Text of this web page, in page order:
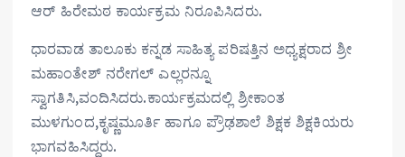
ಆರ್ ಹಿರೇಮಠ ಕಾರ್ಯಕ್ರಮ ನಿರೂಪಿಸಿದರು.
ಧಾರವಾಡ ತಾಲೂಕು ಕನ್ನಡ ಸಾಹಿತ್ಯ ಪರಿಷತ್ತಿನ ಅಧ್ಯಕ್ಷರಾದ ಶ್ರೀ
ಮಹಾಂತೇಶ್ ನರೇಗಲ್ ಎಲ್ಲರನ್ನೂ
ಸ್ವಾಗತಿಸಿ,ವಂದಿಸಿದರು.ಕಾರ್ಯಕ್ರಮದಲ್ಲಿ ಶ್ರೀಕಾಂತ
ಮುಳಗುಂದ,ಕೃಷ್ಣಮೂರ್ತಿ ಹಾಗೂ ಪ್ರೌಢಶಾಲೆ ಶಿಕ್ಷಕ ಶಿಕ್ಷಕಿಯರು
ಭಾಗವಹಿಸಿದ್ದರು.